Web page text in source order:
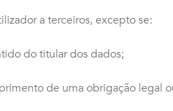
a terceiros, excepto se:
do titular dos dados;
de uma obrigação legal